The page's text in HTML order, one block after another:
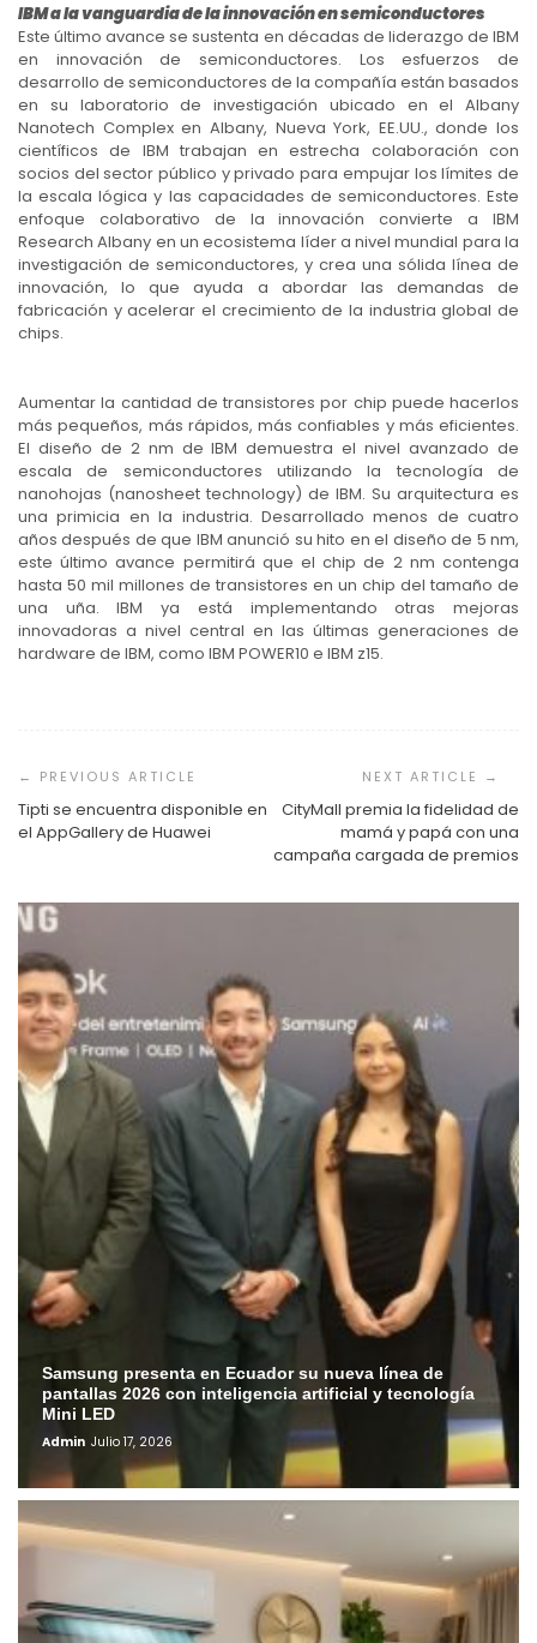
IBM a la vanguardia de la innovación en semiconductores
Este último avance se sustenta en décadas de liderazgo de IBM
en innovación de semiconductores. Los esfuerzos de
desarrollo de semiconductores de la compañía están basados
en su laboratorio de investigación ubicado en el Albany
Nanotech Complex en Albany, Nueva York, EE.UU., donde los
científicos de IBM trabajan en estrecha colaboración con
socios del sector público y privado para empujar los límites de
la escala lógica y las capacidades de semiconductores. Este
enfoque colaborativo de la innovación convierte a IBM
Research Albany en un ecosistema líder a nivel mundial para la
investigación de semiconductores, y crea una sólida línea de
innovación, lo que ayuda a abordar las demandas de
fabricación y acelerar el crecimiento de la industria global de
chips.
Aumentar la cantidad de transistores por chip puede hacerlos
más pequeños, más rápidos, más confiables y más eficientes.
El diseño de 2 nm de IBM demuestra el nivel avanzado de
escala de semiconductores utilizando la tecnología de
nanohojas (nanosheet technology) de IBM. Su arquitectura es
una primicia en la industria. Desarrollado menos de cuatro
años después de que IBM anunció su hito en el diseño de 5 nm,
este último avance permitirá que el chip de 2 nm contenga
hasta 50 mil millones de transistores en un chip del tamaño de
una uña. IBM ya está implementando otras mejoras
innovadoras a nivel central en las últimas generaciones de
hardware de IBM, como IBM POWER10 e IBM z15.
de
entradas
Tipti se encuentra disponible en
el AppGallery de Huawei
CityMall premia la fidelidad de
mamá y papá con una
campaña cargada de premios
Samsung presenta en Ecuador su nueva línea de
pantallas 2026 con inteligencia artificial y tecnología
Mini LED
Admin Julio 17, 2026